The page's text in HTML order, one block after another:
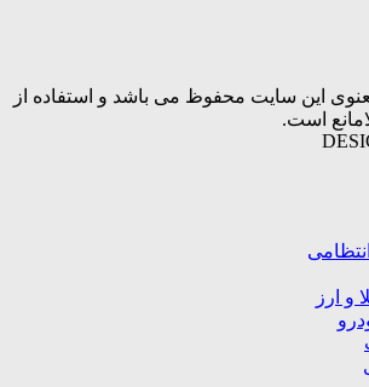
این سایت محفوظ می باشد و استفاده از
است.
و ارز